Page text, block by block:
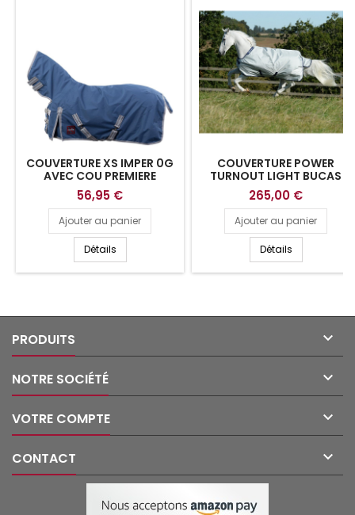
COUVERTURE XS IMPER 0G
AVEC COU PREMIERE
56,95 €
Ajouter au panier
Détails
COUVERTURE POWER
TURNOUT LIGHT BUCAS
265,00 €
Ajouter au panier
Détails
PRODUITS 
NOTRE SOCIÉTÉ 
VOTRE COMPTE 
CONTACT 